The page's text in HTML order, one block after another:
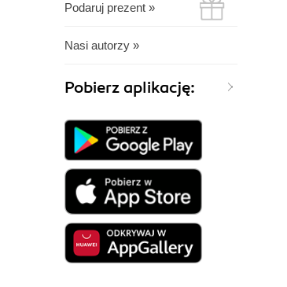
Podaruj prezent »
Nasi autorzy »
Pobierz aplikację: